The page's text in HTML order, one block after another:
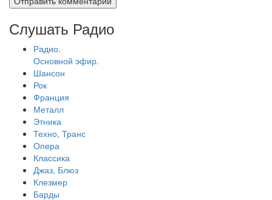
Слушать Радио
Радио.
Основной эфир.
Шансон
Рок
Франция
Металл
Этника
Техно, Транс
Опера
Классика
Джаз, Блюз
Клезмер
Барды